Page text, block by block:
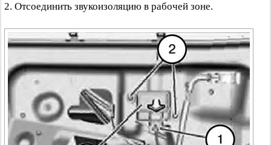
2. Отсоединить звукоизоляцию в рабочей зоне.